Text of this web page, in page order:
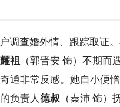
调查婚外情、跟踪取证
耀祖 （郭晋安 饰）不期而遇
通非常反感。她自小便
负责人德叔 （秦沛 饰）